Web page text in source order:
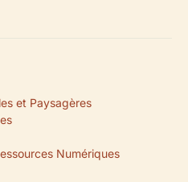
et Paysagères
Numériques